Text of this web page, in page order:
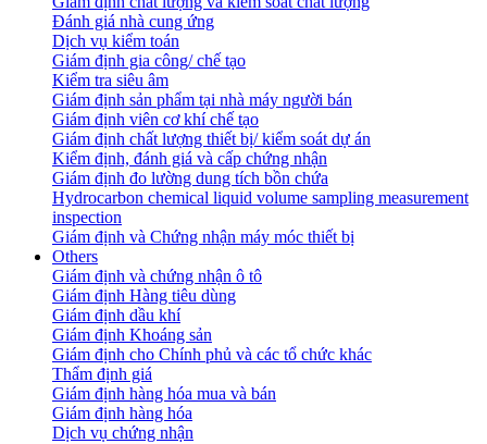
Đánh giá nhà cung ứng
Dịch vụ kiểm toán
Giám định gia công/ chế tạo
Kiểm tra siêu âm
Giám định sản phẩm tại nhà máy người bán
Giám định viên cơ khí chế tạo
Giám định chất lượng thiết bị/ kiểm soát dự án
Kiểm định, đánh giá và cấp chứng nhận
Giám định đo lường dung tích bồn chứa
Hydrocarbon chemical liquid volume sampling measurement
inspection
Giám định và Chứng nhận máy móc thiết bị
Others
Giám định và chứng nhận ô tô
Giám định Hàng tiêu dùng
Giám định dầu khí
Giám định Khoáng sản
Giám định cho Chính phủ và các tổ chức khác
Thẩm định giá
Giám định hàng hóa mua và bán
Giám định hàng hóa
Dịch vụ chứng nhận